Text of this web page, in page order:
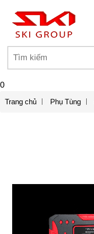
0
Trang chủ Phụ Tùng